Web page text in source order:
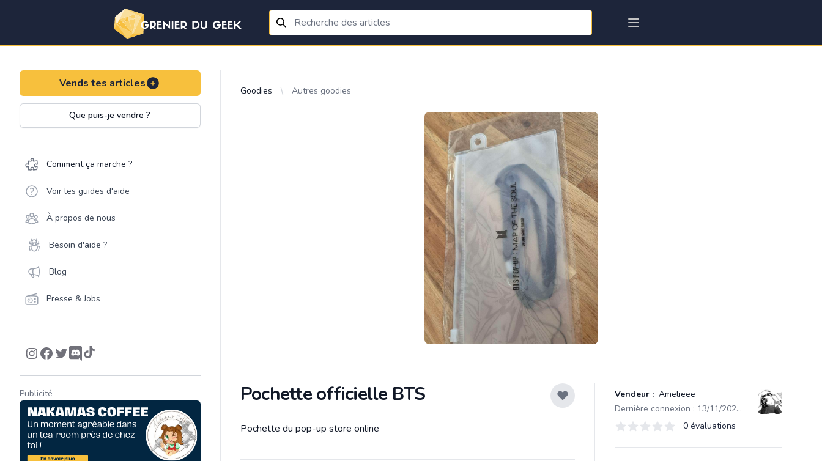
Vends tes articles
Que puis-je vendre ?
Comment ça marche ?
Voir les guides d'aide
À propos de nous
Besoin d'aide ?
Blog
Presse & Jobs
Publicité
Goodies Autres goodies
Pochette officielle BTS Vendeur : Amelieee
Dernière connexion : 13/11/2025 10:06
Évaluations
0 sur 5 étoiles 0 évaluations
Description
Pochette du pop-up store online